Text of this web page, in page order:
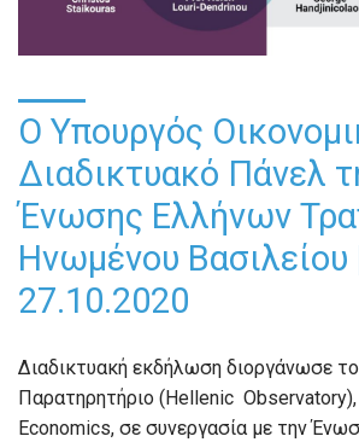
Ο Υπουργός
Διαδικτυακό Πάνελ
Ένωσης Ελλήνων
Ηνωμένου Βασιλείου
27.10.2020
Διαδικτυακή εκδήλωση διοργάνωσε
Παρατηρητήριο (Hellenic
Economics, σε συνεργασία με την